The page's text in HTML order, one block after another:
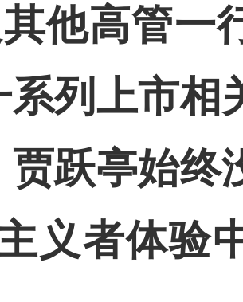
他高管一
列上市相
跃亭始终
义者体验